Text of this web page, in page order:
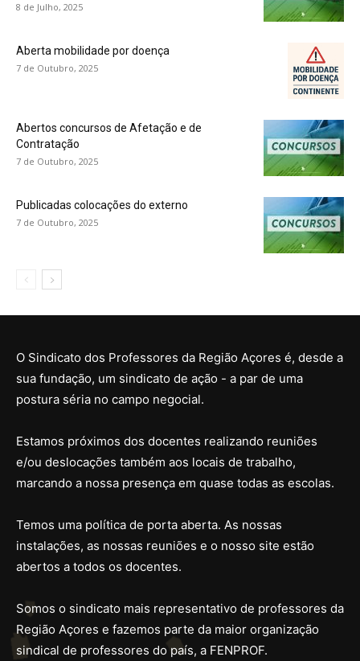
8 de Julho, 2025
Aberta mobilidade por doença
7 de Outubro, 2025
Abertos concursos de Afetação e de
Contratação
7 de Outubro, 2025
Publicadas colocações do externo
7 de Outubro, 2025
O Sindicato dos Professores da Região Açores é, desde a
sua fundação, um sindicato de ação - a par de uma
postura séria no campo negocial.
Estamos próximos dos docentes realizando reuniões
e/ou deslocações também aos locais de trabalho,
marcando a nossa presença em quase todas as escolas.
Temos uma política de porta aberta. As nossas
instalações, as nossas reuniões e o nosso site estão
abertos a todos os docentes.
Somos o sindicato mais representativo de professores da
Região Açores e fazemos parte da maior organização
sindical de professores do país, a FENPROF.